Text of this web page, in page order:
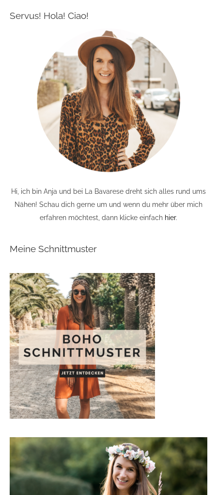
Servus! Hola! Ciao!
Hi, ich bin Anja und bei La Bavarese dreht sich alles rund ums
Nähen! Schau dich gerne um und wenn du mehr über mich
erfahren möchtest, dann klicke einfach hier.
Meine Schnittmuster